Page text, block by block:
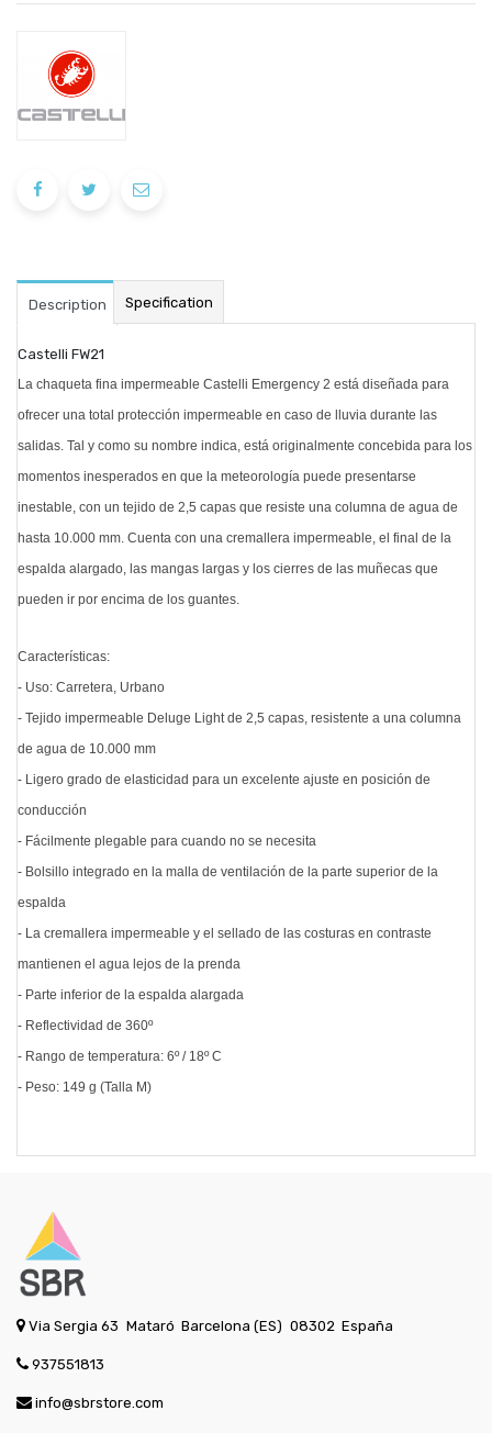
Description Specification
Castelli FW21
La chaqueta fina impermeable Castelli Emergency 2 está diseñada para
ofrecer una total protección impermeable en caso de lluvia durante las
salidas. Tal y como su nombre indica, está originalmente concebida para los
momentos inesperados en que la meteorología puede presentarse
inestable, con un tejido de 2,5 capas que resiste una columna de agua de
hasta 10.000 mm. Cuenta con una cremallera impermeable, el final de la
espalda alargado, las mangas largas y los cierres de las muñecas que
pueden ir por encima de los guantes.
Características:
- Uso: Carretera, Urbano
- Tejido impermeable Deluge Light de 2,5 capas, resistente a una columna
de agua de 10.000 mm
- Ligero grado de elasticidad para un excelente ajuste en posición de
conducción
- Fácilmente plegable para cuando no se necesita
- Bolsillo integrado en la malla de ventilación de la parte superior de la
espalda
- La cremallera impermeable y el sellado de las costuras en contraste
mantienen el agua lejos de la prenda
- Parte inferior de la espalda alargada
- Reflectividad de 360º
- Rango de temperatura: 6º / 18º C
- Peso: 149 g (Talla M)
Via Sergia 63 Mataró Barcelona (ES) 08302 España
937551813
info@sbrstore.com